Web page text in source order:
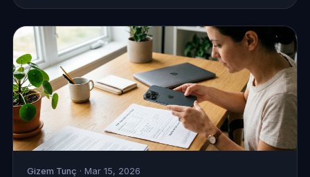
Gizem Tunç · Mar 15, 2026